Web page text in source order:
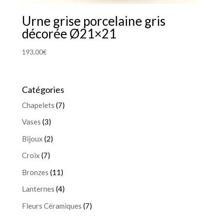
Urne grise porcelaine gris
décorée Ø21×21
193,00€
Catégories
Chapelets (7)
Vases (3)
Bijoux (2)
Croix (7)
Bronzes (11)
Lanternes (4)
Fleurs Céramiques (7)